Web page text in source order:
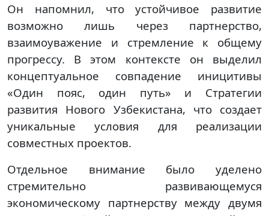
Он напомнил, что устойчивое развитие
возможно лишь через партнерство,
взаимоуважение и стремление к общему
прогрессу. В этом контексте он выделил
концептуальное совпадение иницитивы
«Один пояс, один путь» и Стратегии
развития Нового Узбекистана, что создает
уникальные условия для реализации
совместных проектов.
Отдельное внимание было уделено
стремительно развивающемуся
экономическому партнерству между двумя